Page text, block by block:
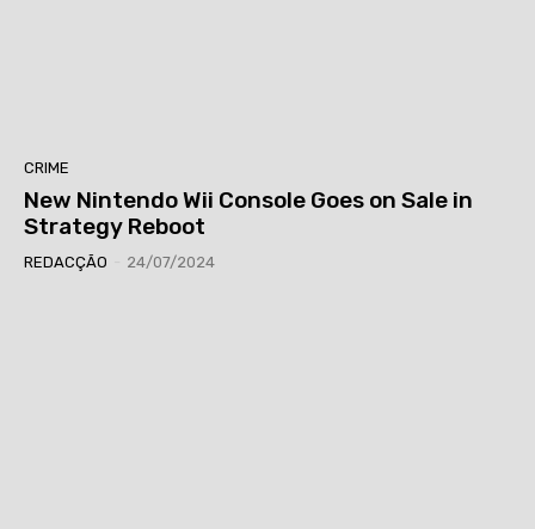
CRIME
New Nintendo Wii Console Goes on Sale in
Strategy Reboot
REDACÇÃO 24/07/2024